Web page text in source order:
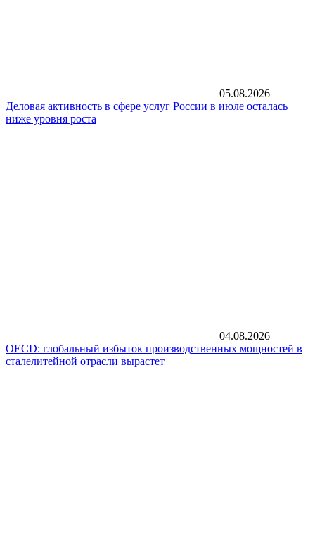
05.08.2026
Деловая активность в сфере услуг России в июле осталась
ниже уровня роста
04.08.2026
OECD: глобальный избыток производственных мощностей в
сталелитейной отрасли вырастет